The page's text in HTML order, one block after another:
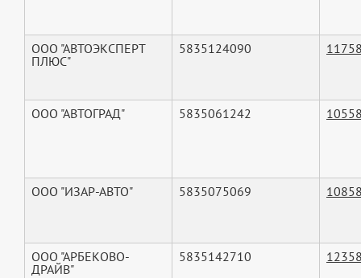
ООО "АВТОЭКСПЕРТ
ПЛЮС"
5835124090
ООО "АВТОГРАД" 5835061242
ООО "ИЗАР-АВТО" 5835075069
ООО "АРБЕКОВО-
ДРАЙВ"
5835142710